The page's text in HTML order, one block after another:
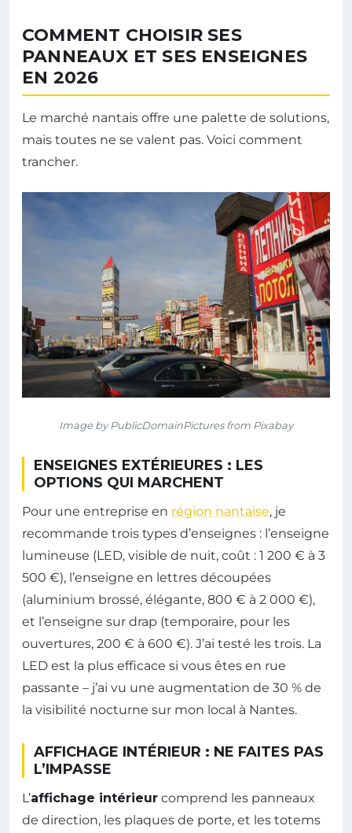
COMMENT CHOISIR SES
PANNEAUX ET SES ENSEIGNES
EN 2026
Le marché nantais offre une palette de solutions,
mais toutes ne se valent pas. Voici comment
trancher.
Image by PublicDomainPictures from Pixabay
ENSEIGNES EXTÉRIEURES : LES
OPTIONS QUI MARCHENT
Pour une entreprise en région nantaise, je
recommande trois types d’enseignes : l’enseigne
lumineuse (LED, visible de nuit, coût : 1 200 € à 3
500 €), l’enseigne en lettres découpées
(aluminium brossé, élégante, 800 € à 2 000 €),
et l’enseigne sur drap (temporaire, pour les
ouvertures, 200 € à 600 €). J’ai testé les trois. La
LED est la plus efficace si vous êtes en rue
passante – j’ai vu une augmentation de 30 % de
la visibilité nocturne sur mon local à Nantes.
AFFICHAGE INTÉRIEUR : NE FAITES PAS
L’IMPASSE
L’affichage intérieur comprend les panneaux
de direction, les plaques de porte, et les totems